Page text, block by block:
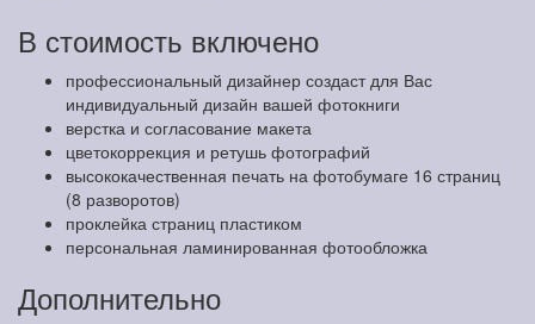
В стоимость включено
профессиональный дизайнер создаст для Вас
индивидуальный дизайн вашей фотокниги
верстка и согласование макета
цветокоррекция и ретушь фотографий
высококачественная печать на фотобумаге 16 страниц
(8 разворотов)
проклейка страниц пластиком
персональная ламинированная фотообложка
Дополнительно